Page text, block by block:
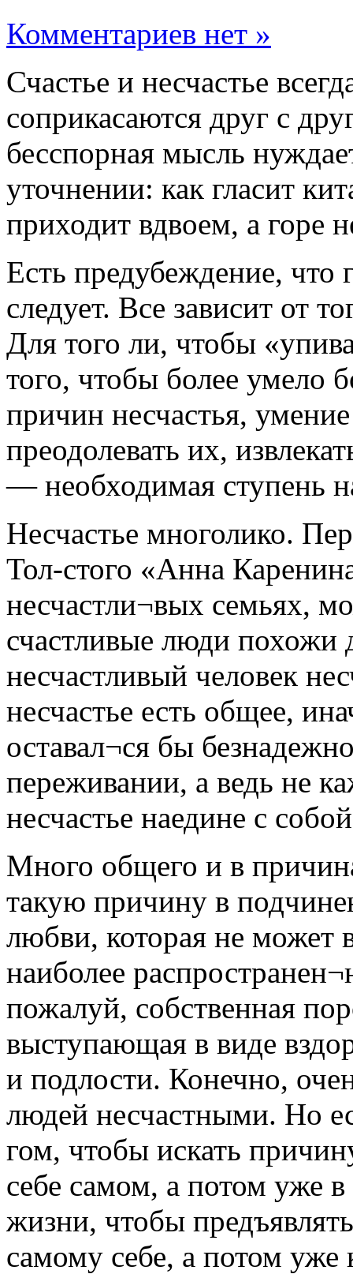
Комментариев нет »
Счастье и несчастье
соприкасаются друг с
бесспорная мысль
уточнении: как гласит
приходит вдвоем, а горе
Есть предубеждение, что
следует. Все зависит от
Для того ли, чтобы
того, чтобы более умело
причин несчастья,
преодолевать их,
— необходимая ступень
Несчастье многолико.
Тол-стого «Анна
несчастли¬вых семьях,
счастливые люди похожи
несчастливый человек
несчастье есть общее,
оставал¬ся бы
переживании, а ведь не
несчастье наедине с
Много общего и в
такую причину в
любви, которая не может
наиболее
пожалуй, собственная
выступающая в виде
и подлости. Конечно,
людей несчастными. Но
гом, чтобы искать
себе самом, а потом уже
жизни, чтобы
самому себе, а потом уже